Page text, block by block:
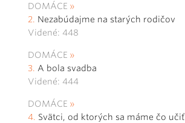
DOMÁCE
Nezabúdajme na starých rodičov
Videné: 448
DOMÁCE
A bola svadba
Videné: 444
DOMÁCE
Svätci, od ktorých sa máme čo učiť